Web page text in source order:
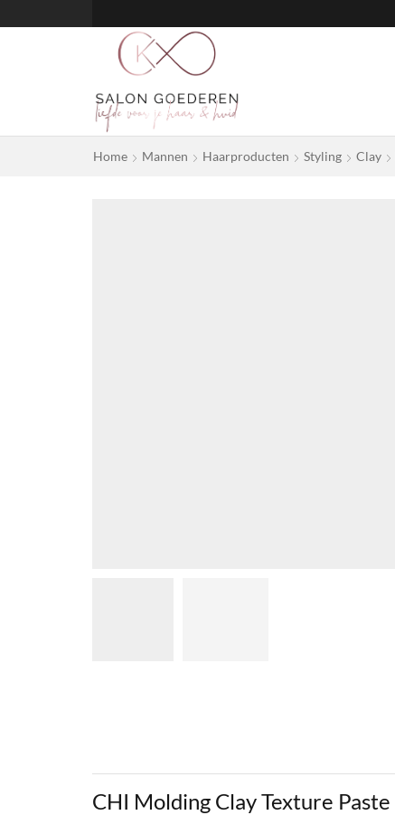
Home Mannen Haarproducten Styling Clay
CHI Molding Clay Texture Paste